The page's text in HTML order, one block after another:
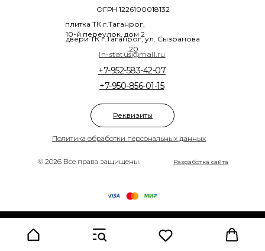
© 2026 Все права защищены.
Политика обработки персональных данных
+7-950-856-01-15
+7-952-583-42-07
плитка ТК г.Таганрог,
10-й переулок, дом 2
двери ТК г.Таганрог, ул. Сызранова
,20
ОГРН 1226100018132
Разработка сайта
in-status@mail.ru
Реквизиты
Made on Tilda